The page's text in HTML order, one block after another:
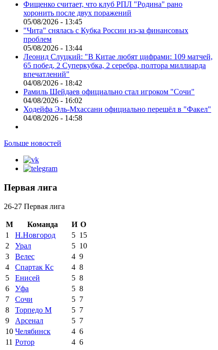
Фищенко считает, что клуб РПЛ "Родина" рано
хоронить после двух поражений
05/08/2026 - 13:45
"Чита" снялась с Кубка России из-за финансовых
проблем
05/08/2026 - 13:44
Леонид Слуцкий: "В Китае любят цифрами: 109 матчей,
65 побед, 2 Суперкубка, 2 серебра, полтора миллиарда
впечатлений"
04/08/2026 - 18:42
Рамиль Шейдаев официально стал игроком "Сочи"
04/08/2026 - 16:02
Ходейфа Эль-Мхассани официально перешёл в "Факел"
04/08/2026 - 14:58
Больше новостей
Первая лига
26-27 Первая лига
М Команда И О
1
Н.Новгород 5 15
2
Урал 5 10
3
Велес 4 9
4
Спартак Кс 4 8
5
Енисей 5 8
6
Уфа 5 8
7
Сочи 5 7
8
Торпедо М 5 7
9
Арсенал 5 7
10 Челябинск 4 6
11 Ротор 4 6